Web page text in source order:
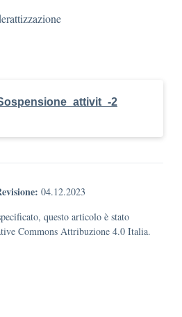
2
04.12.2023
questo articolo è stato
Commons Attribuzione 4.0 Italia.